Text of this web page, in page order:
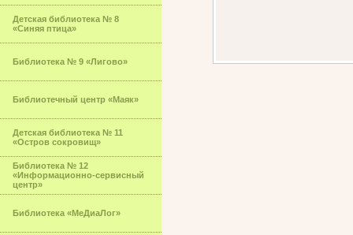
Детская библиотека № 8
«Синяя птица»
Библиотека № 9 «Лигово»
Библиотечный центр «Маяк»
Детская библиотека № 11
«Остров сокровищ»
Библиотека № 12
«Информационно-сервисный
центр»
Библиотека «МеДиаЛог»